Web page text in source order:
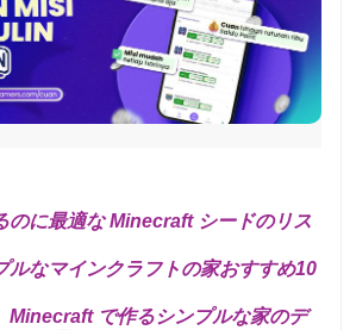
のに最適な Minecraft シードのリス
ルなマインクラフトの家おすすめ10
Minecraft で作るシンプルな家のデ